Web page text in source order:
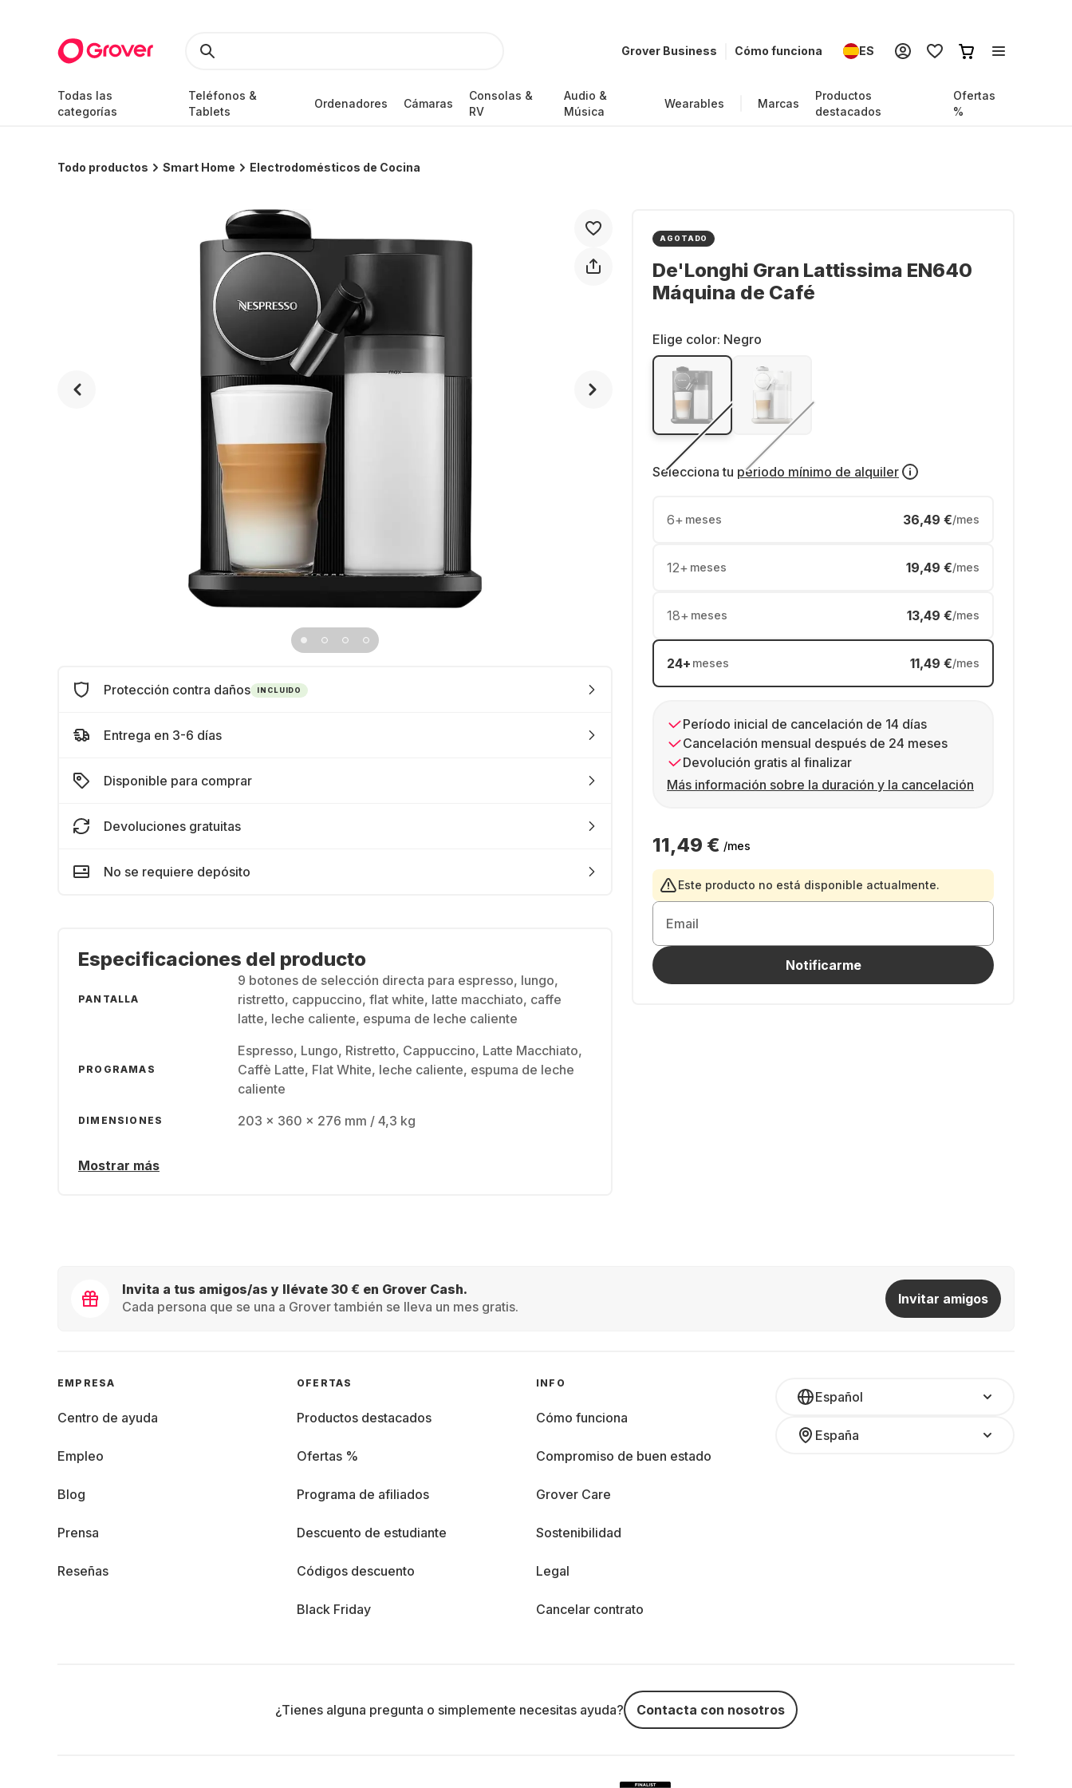
Grover Business Cómo funciona ES
Todas las
categorías
Teléfonos &
Tablets
Ordenadores Cámaras
Consolas &
RV
Audio &
Música
Wearables Marcas
Productos
destacados
Ofertas
%
Todo productos Smart Home Electrodomésticos de Cocina
AGOTADO
De'Longhi Gran Lattissima EN640
Máquina de Café
Elige color: Negro
Selecciona tu periodo mínimo de alquiler
6+ meses 36,49 €/mes
12+ meses 19,49 €/mes
18+ meses 13,49 €/mes
24+ meses 11,49 €/mes
Período inicial de cancelación de 14 días
Cancelación mensual después de 24 meses
Devolución gratis al finalizar
Más información sobre la duración y la cancelación
11,49 € /mes
Este producto no está disponible actualmente.
Email
Notificarme
Protección contra daños INCLUIDO
Entrega en 3-6 días
Disponible para comprar
Devoluciones gratuitas
No se requiere depósito
Especificaciones del producto
PANTALLA
9 botones de selección directa para espresso, lungo,
ristretto, cappuccino, flat white, latte macchiato, caffe
latte, leche caliente, espuma de leche caliente
PROGRAMAS
Espresso, Lungo, Ristretto, Cappuccino, Latte Macchiato,
Caffè Latte, Flat White, leche caliente, espuma de leche
caliente
DIMENSIONES 203 x 360 x 276 mm / 4,3 kg
Mostrar más
Invita a tus amigos/as y llévate 30 € en Grover Cash.
Cada persona que se una a Grover también se lleva un mes gratis.
Invitar amigos
Español
España
EMPRESA
Centro de ayuda
Empleo
Blog
Prensa
Reseñas
OFERTAS
Productos destacados
Ofertas %
Programa de afiliados
Descuento de estudiante
Códigos descuento
Black Friday
INFO
Cómo funciona
Compromiso de buen estado
Grover Care
Sostenibilidad
Legal
Cancelar contrato
¿Tienes alguna pregunta o simplemente necesitas ayuda? Contacta con nosotros